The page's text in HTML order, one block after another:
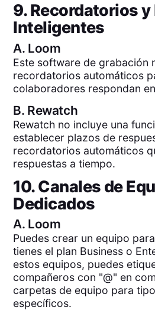
9. Recordatorios y
Inteligentes
A. Loom
Este software de grabación
recordatorios automáticos
colaboradores respondan
B. Rewatch
Rewatch no incluye una
establecer plazos de
recordatorios automáticos
respuestas a tiempo.
10. Canales de
Dedicados
A. Loom
Puedes crear un equipo
tienes el plan Business o
estos equipos, puedes
compañeros con "@" en
carpetas de equipo para
específicos.